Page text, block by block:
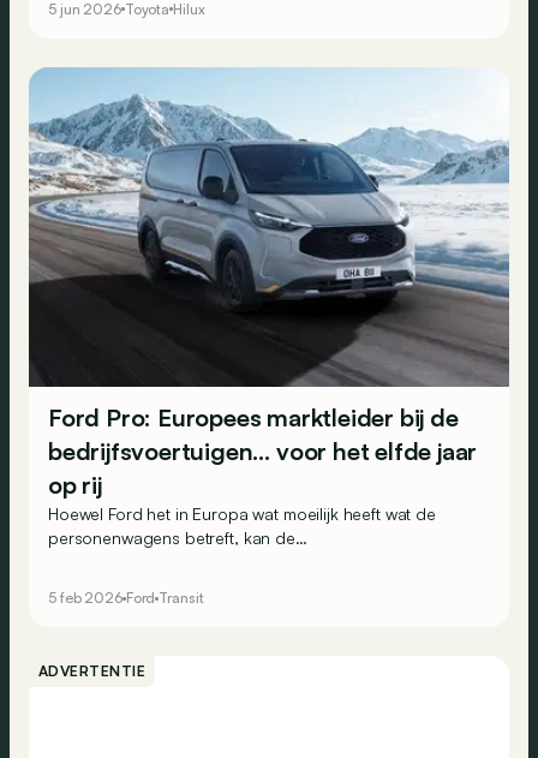
mildhybride dieselversie (MHEV) om dat te ontdekken.
5 jun 2026 Toyota Hilux
Ford Pro: Europees marktleider bij de
bedrijfsvoertuigen… voor het elfde jaar
op rij
Hoewel Ford het in Europa wat moeilijk heeft wat de
personenwagens betreft, kan de
5 feb 2026 Ford Transit
ADVERTENTIE